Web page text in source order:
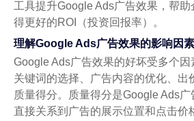
工具提升Google Ads广告效果，帮
得更好的ROI（投资回报率）。
理解Google Ads广告效果的影响因素
Google Ads广告效果的好坏受多个
关键词的选择、广告内容的优化、出
质量得分。质量得分是Google Ads广
直接关系到广告的展示位置和点击价